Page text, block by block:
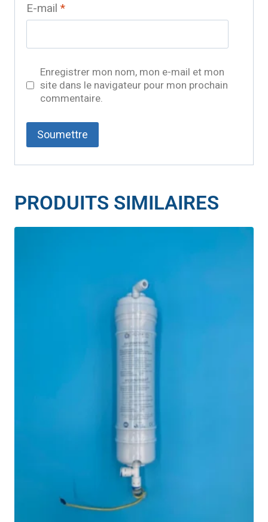
E-mail *
Enregistrer mon nom, mon e-mail et mon
site dans le navigateur pour mon prochain
commentaire.
PRODUITS SIMILAIRES